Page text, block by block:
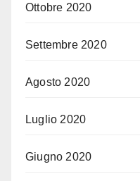
Ottobre 2020
Settembre 2020
Agosto 2020
Luglio 2020
Giugno 2020